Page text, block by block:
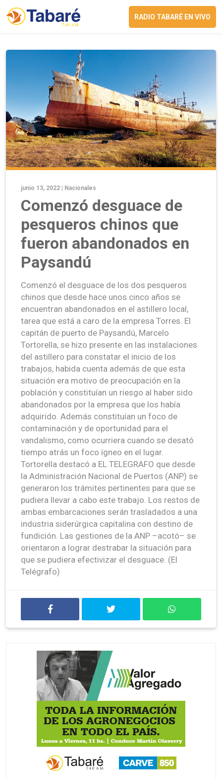
RADIO TABARÉ EN VIVO
junio 13, 2022 | Nacionales
Comenzó desguace de
pesqueros chinos que
fueron abandonados en
Paysandú
Comenzó el desguace de los dos pesqueros
chinos que desde hace unos cinco años se
encuentran abandonados en el astillero local,
tarea que está a caro de la empresa Torres. El
capitán de puerto de Paysandú, Marcelo
Tortorella, se hizo presente en las instalaciones
del astillero para constatar el inicio de los
trabajos, habida cuenta además de que esta
situación era motivo de preocupación en la
población y constituían un riesgo al haber sido
abandonados por la empresa que los había
adquirido. Además constituían un foco de
contaminación y de oportunidad para el
vandalismo, como ocurriera cuando se desató
tiempo atrás un foco ígneo en el lugar.
Tortorella destacó a EL TELEGRAFO que desde
la Administración Nacional de Puertos (ANP) se
generaron los trámites pertinentes para que se
pudiera llevar a cabo este trabajo. Los restos de
ambas embarcaciones serán trasladados a una
industria siderúrgica capitalina con destino de
fundición. Las gestiones de la ANP –acotó– se
orientaron a lograr destrabar la situación para
que se pudiera efectivizar el desguace. (El
Telégrafo)